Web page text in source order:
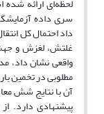
داد احتمال کل
غلتش، لغزش و
مطلوبی در تخمین
آن با نتایج شش
پیشنهادی دارد.